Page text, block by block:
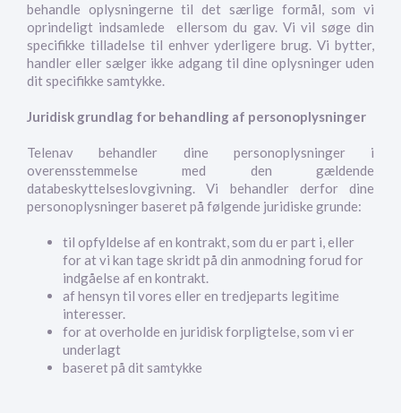
behandle oplysningerne til det særlige formål, som vi
oprindeligt indsamlede ellersom du gav. Vi vil søge din
specifikke tilladelse til enhver yderligere brug. Vi bytter,
handler eller sælger ikke adgang til dine oplysninger uden
dit specifikke samtykke.
Juridisk grundlag for behandling af personoplysninger
Telenav behandler dine personoplysninger i
overensstemmelse med den gældende
databeskyttelseslovgivning. Vi behandler derfor dine
personoplysninger baseret på følgende juridiske grunde:
til opfyldelse af en kontrakt, som du er part i, eller
for at vi kan tage skridt på din anmodning forud for
indgåelse af en kontrakt.
af hensyn til vores eller en tredjeparts legitime
interesser.
for at overholde en juridisk forpligtelse, som vi er
underlagt
baseret på dit samtykke